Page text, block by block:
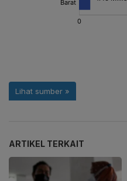
ARTIKEL TERKAIT